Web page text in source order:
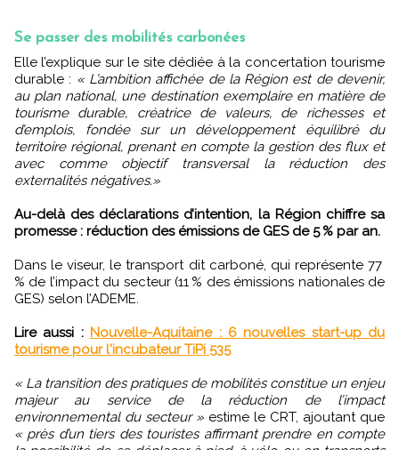
Se passer des mobilités carbonées
Elle l’explique sur le site dédiée à la concertation tourisme
durable : « L’ambition affichée de la Région est de devenir,
au plan national, une destination exemplaire en matière de
tourisme durable, créatrice de valeurs, de richesses et
d’emplois, fondée sur un développement équilibré du
territoire régional, prenant en compte la gestion des flux et
avec comme objectif transversal la réduction des
externalités négatives.»
Au-delà des déclarations d’intention, la Région chiffre sa
promesse : réduction des émissions de GES de 5 % par an.
Dans le viseur, le transport dit carboné, qui représente 77
% de l’impact du secteur (11 % des émissions nationales de
GES) selon l’ADEME.
Lire aussi : Nouvelle-Aquitaine : 6 nouvelles start-up du
tourisme pour l'incubateur TiPi 535
« La transition des pratiques de mobilités constitue un enjeu
majeur au service de la réduction de l’impact
environnemental du secteur » estime le CRT, ajoutant que
« près d’un tiers des touristes affirmant prendre en compte